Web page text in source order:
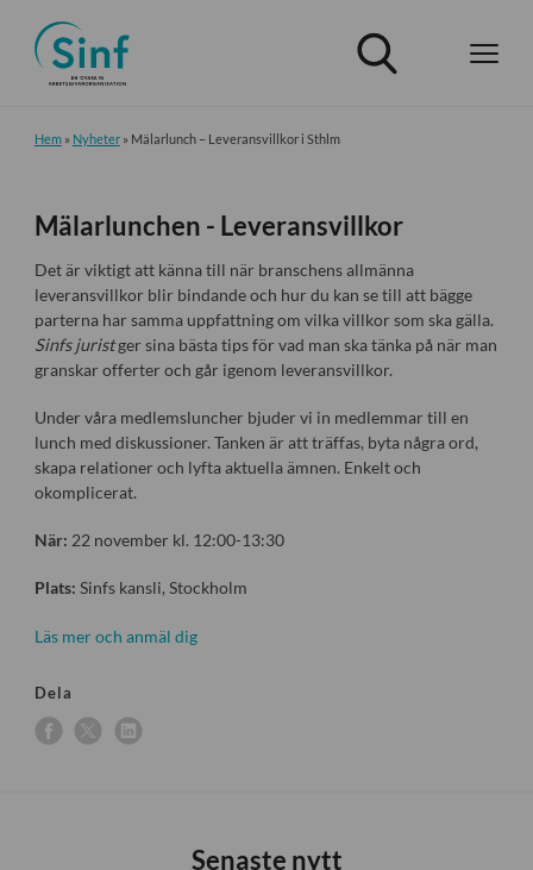
Hem» Nyheter» Mälarlunch – Leveransvillkor i Sthlm
Mälarlunchen - Leveransvillkor
Det är viktigt att känna till när branschens allmänna
leveransvillkor blir bindande och hur du kan se till att bägge
parterna har samma uppfattning om vilka villkor som ska gälla.
Sinfs juristger sina bästa tips för vad man ska tänka på när man
granskar offerter och går igenom leveransvillkor.
Under våra medlemsluncher bjuder vi in medlemmar till en
lunch med diskussioner. Tanken är att träffas, byta några ord,
skapa relationer och lyfta aktuella ämnen. Enkelt och
okomplicerat.
När: 22 november kl. 12:00-13:30
Plats: Sinfs kansli, Stockholm
Läs mer och anmäl dig
Dela
Senaste nytt